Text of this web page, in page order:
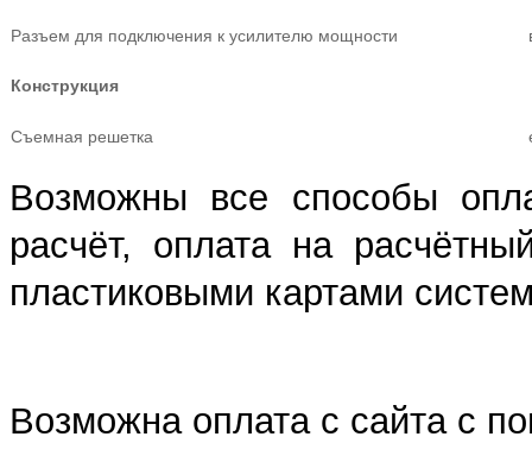
Разъем для подключения к усилителю мощности
Конструкция
Съемная решетка
Возможны все способы
расчёт, оплата на
пластиковыми картами
Возможна оплата с сайта с